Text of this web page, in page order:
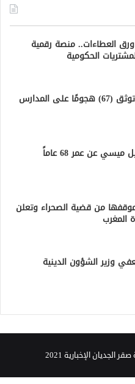
العطاءات.. منصة رقمية
الحكومية
الأمم المتحدة توثق (67) هجومًا على المدارس
عن عمر 68 عاماً
موقفها من قضية الصحراء وتعلن
المغرب
وزير الشؤون الدينية
الإخبارية 2021